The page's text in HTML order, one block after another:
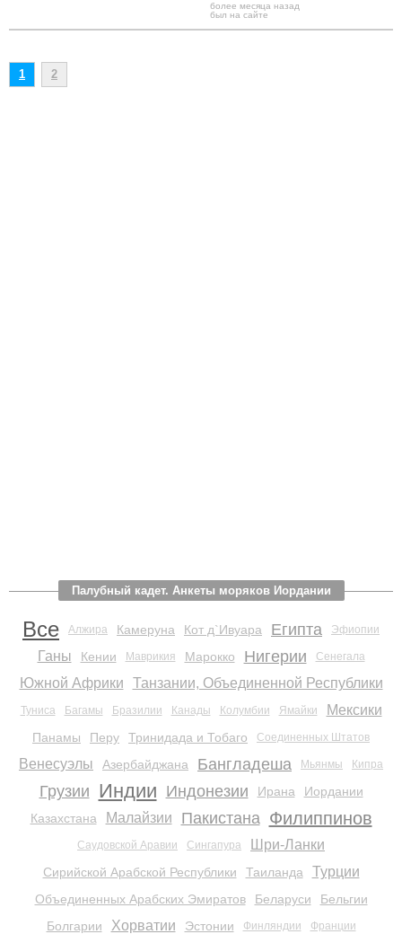
более месяца назад
был на сайте
1 2
Палубный кадет. Анкеты моряков Иордании
Все Алжира Камеруна Кот д`Ивуара Египта Эфиопии
Ганы Кении Маврикия Марокко Нигерии Сенегала
Южной Африки Танзании, Объединенной Республики
Туниса Багамы Бразилии Канады Колумбии Ямайки Мексики
Панамы Перу Тринидада и Тобаго Соединенных Штатов
Венесуэлы Азербайджана Бангладеша Мьянмы Кипра
Грузии Индии Индонезии Ирана
Иордании
Казахстана
Малайзии Пакистана Филиппинов
Саудовской Аравии Сингапура Шри-Ланки
Сирийской Арабской Республики Таиланда Турции
Объединенных Арабских Эмиратов Беларуси
Бельгии
Болгарии
Хорватии Эстонии Финляндии Франции